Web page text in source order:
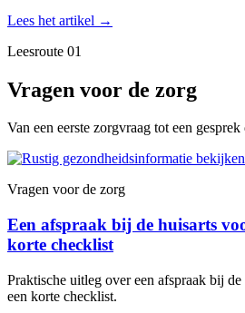
Lees het artikel →
Leesroute 01
Vragen voor de zorg
Van een eerste zorgvraag tot een
Vragen voor de zorg
Een afspraak bij de huisarts
korte checklist
Praktische uitleg over een afspraak bij
een korte checklist.